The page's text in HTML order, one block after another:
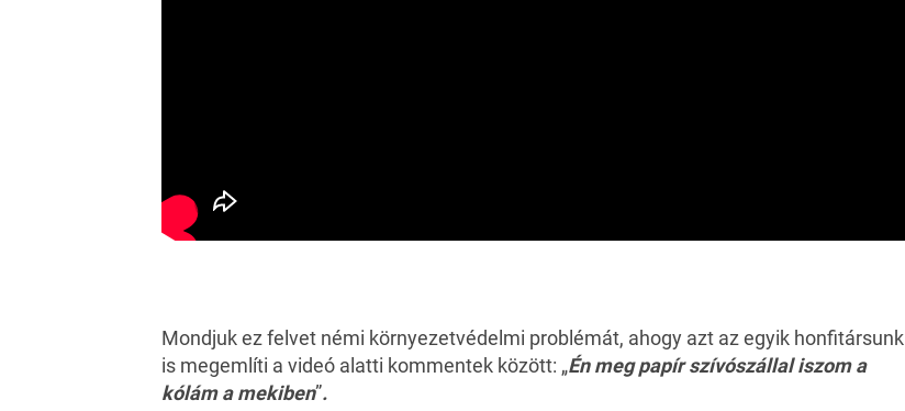
Mondjuk ez felvet némi környezetvédelmi problémát, ahogy azt az egyik honfitársunk
is megemlíti a videó alatti kommentek között: „Én meg papír szívószállal iszom a
kólám a mekiben”.